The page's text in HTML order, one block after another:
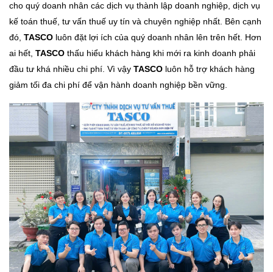
cho quý doanh nhân các dịch vụ thành lập doanh nghiệp, dịch vụ
kế toán thuế, tư vấn thuế uy tín và chuyên nghiệp nhất. Bên cạnh
đó, TASCO luôn đặt lợi ích của quý doanh nhân lên trên hết. Hơn
ai hết, TASCO thấu hiểu khách hàng khi mới ra kinh doanh phải
đầu tư khá nhiều chi phí. Vì vậy TASCO luôn hỗ trợ khách hàng
giảm tối đa chi phí để vận hành doanh nghiệp bền vững.